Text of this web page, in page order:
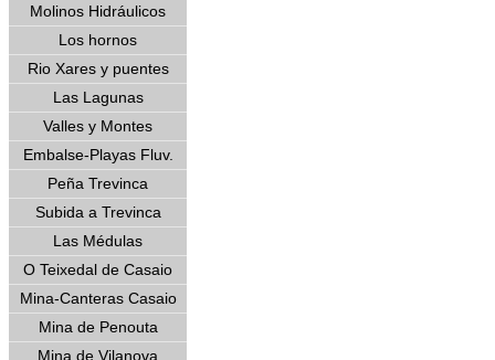
Molinos Hidráulicos
Los hornos
Rio Xares y puentes
Las Lagunas
Valles y Montes
Embalse-Playas Fluv.
Peña Trevinca
Subida a Trevinca
Las Médulas
O Teixedal de Casaio
Mina-Canteras Casaio
Mina de Penouta
Mina de Vilanova